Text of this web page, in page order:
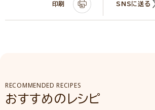
印刷 SNSに送る
RECOMMENDED RECIPES
おすすめのレシピ